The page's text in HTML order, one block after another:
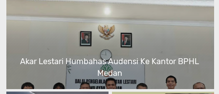
Akar Lestari Humbahas Audensi Ke Kantor BPHL
Medan